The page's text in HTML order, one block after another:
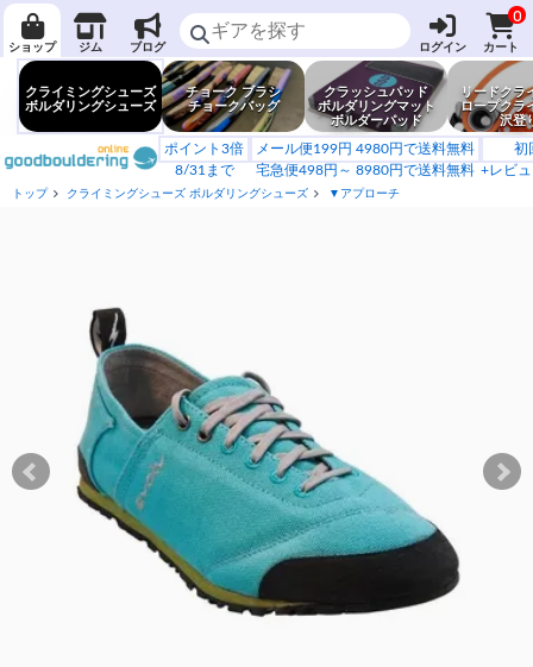
ショップ ジム ブログ ログイン
0
カート
クライミングシューズ
ボルダリングシューズ
チョーク ブラシ
チョークバッグ
クラッシュパッド
ボルダリングマット
ボルダーパッド
リードクラ
ロープクラ
沢登
ポイント3倍
8/31まで
メール便199円 4980円で送料無料
宅急便498円～ 8980円で送料無料
初
+レビ
トップ クライミングシューズ ボルダリングシューズ ▼アプローチ